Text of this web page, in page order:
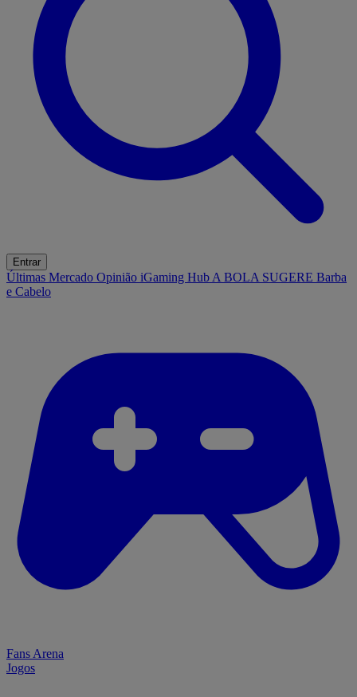
Entrar
Últimas Mercado Opinião iGaming Hub A BOLA SUGERE Barba
e Cabelo
Fans Arena
Jogos